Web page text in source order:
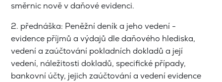
směrnic nově v daňové evidenci.
2. přednáška: Peněžní deník a jeho vedení -
evidence příjmů a výdajů dle daňového hlediska,
vedení a zaúčtování pokladních dokladů a její
vedení, náležitosti dokladů, specifické případy,
bankovní účty, jejich zaúčtování a vedení evidence